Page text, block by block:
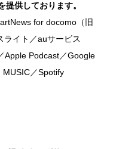
供しております。
for docomo（旧
ライト／auサービス
Apple Podcast／Google
MUSIC／Spotify